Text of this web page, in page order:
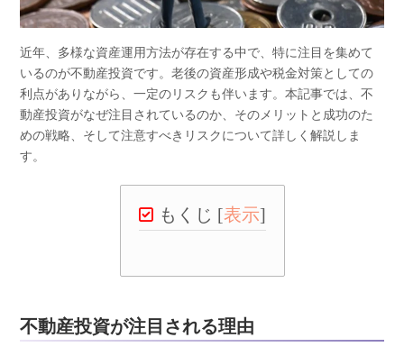
近年、多様な資産運用方法が存在する中で、特に注目を集めて
いるのが不動産投資です。老後の資産形成や税金対策としての
利点がありながら、一定のリスクも伴います。本記事では、不
動産投資がなぜ注目されているのか、そのメリットと成功のた
めの戦略、そして注意すべきリスクについて詳しく解説しま
す。
もくじ [表示]
不動産投資が注目される理由